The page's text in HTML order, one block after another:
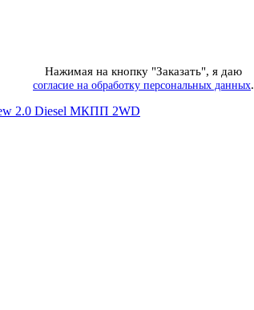
Нажимая на кнопку "Заказать", я даю
согласие на обработку персональных данных.
2.0 Diesel МКПП 2WD